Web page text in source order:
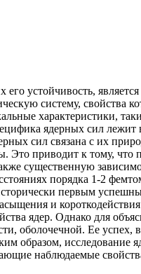
устойчивость,
систему,
характеристики,
ядерных сил
сил связана с их
приводит к тому, что
существенную
порядка 1-2
первым
и
ядер. Однако для
оболочечной. Ее
образом,
наблюдаемые